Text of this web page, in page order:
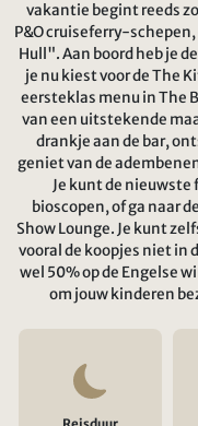
vakantie begint reeds
P&O cruiseferry-
Hull". Aan boord heb je
je nu kiest voor de The
eersteklas menu in The
van een uitstekende
drankje aan de bar,
geniet van de
Je kunt de nieuwste
bioscopen, of ga naar
Show Lounge. Je kunt
vooral de koopjes niet in
wel 50% op de Engelse
om jouw kinderen